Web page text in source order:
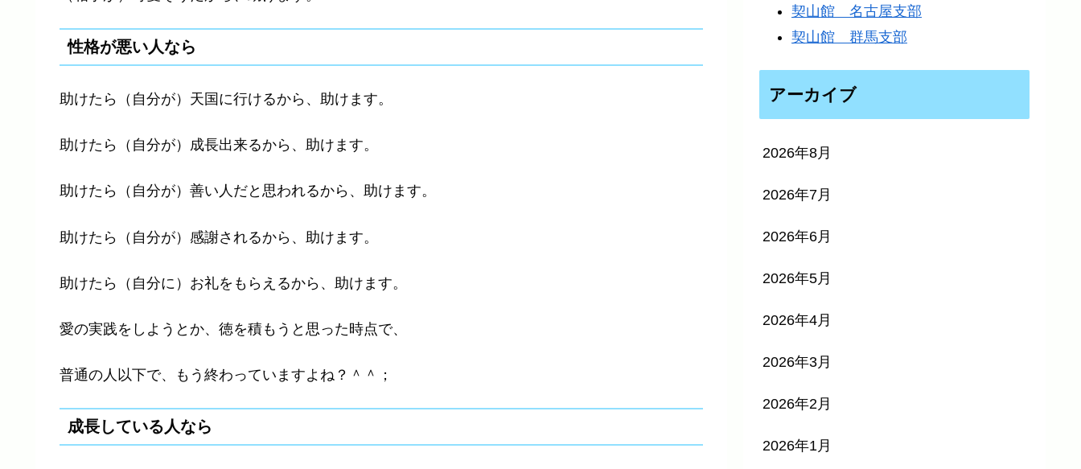
性格が悪い人なら
助けたら（自分が）天国に行けるから、助けます。
助けたら（自分が）成長出来るから、助けます。
助けたら（自分が）善い人だと思われるから、助けます。
助けたら（自分が）感謝されるから、助けます。
助けたら（自分に）お礼をもらえるから、助けます。
愛の実践をしようとか、徳を積もうと思った時点で、
普通の人以下で、もう終わっていますよね？＾＾；
成長している人なら
契山館 名古屋支部
契山館 群馬支部
アーカイブ
2026年8月
2026年7月
2026年6月
2026年5月
2026年4月
2026年3月
2026年2月
2026年1月